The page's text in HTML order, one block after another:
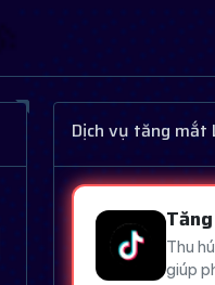
Dịch vụ tăng mắt
Thu
giúp